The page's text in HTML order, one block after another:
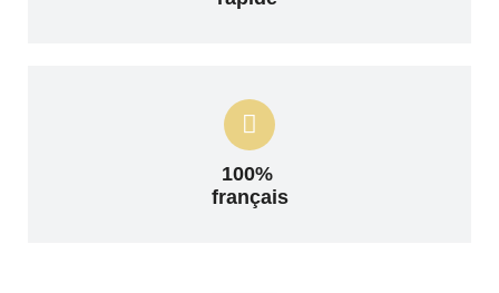
100%
français